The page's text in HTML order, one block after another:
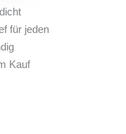
für jeden
Kauf